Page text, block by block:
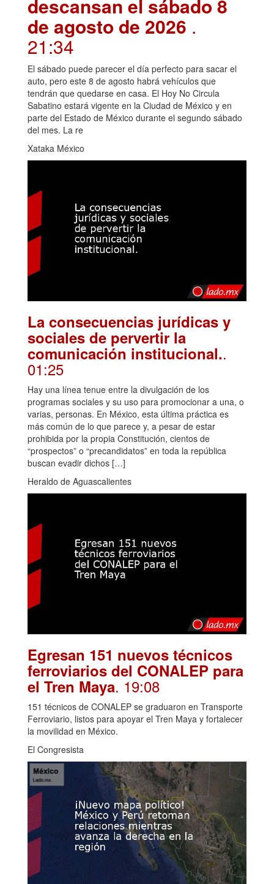
descansan el sábado 8
de agosto de 2026 .
21:34
El sábado puede parecer el día perfecto para sacar el
auto, pero este 8 de agosto habrá vehículos que
tendrán que quedarse en casa. El Hoy No Circula
Sabatino estará vigente en la Ciudad de México y en
parte del Estado de México durante el segundo sábado
del mes. La re
Xataka México
La consecuencias jurídicas y
sociales de pervertir la
comunicación institucional..
01:25
Hay una línea tenue entre la divulgación de los
programas sociales y su uso para promocionar a una, o
varias, personas. En México, esta última práctica es
más común de lo que parece y, a pesar de estar
prohibida por la propia Constitución, cientos de
“prospectos” o “precandidatos” en toda la república
buscan evadir dichos […]
Heraldo de Aguascalientes
Egresan 151 nuevos técnicos
ferroviarios del CONALEP para
el Tren Maya. 19:08
151 técnicos de CONALEP se graduaron en Transporte
Ferroviario, listos para apoyar el Tren Maya y fortalecer
la movilidad en México.
El Congresista